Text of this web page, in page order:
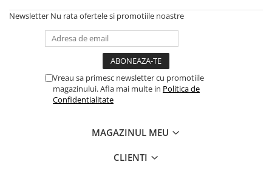
Religie
Crestinism
SelfConnect
SelfHealing
Newsletter Nu rata ofertele si promotiile noastre
Vreau sa primesc newsletter cu promotiile
magazinului. Afla mai multe in Politica de
Confidentialitate
MAGAZINUL MEU
CLIENTI